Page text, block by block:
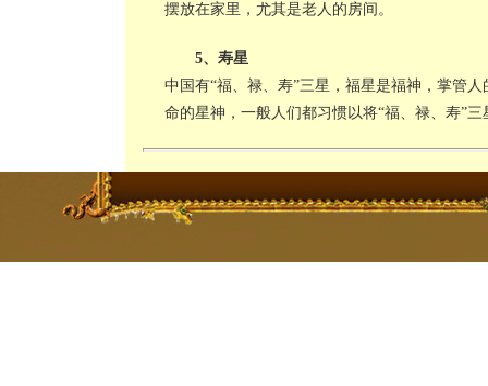
摆放在家里，尤其是老人的房间。
5、寿星
中国有“福、禄、寿”三星，福星是福神，掌管
命的星神，一般人们都习惯以将“福、禄、寿”